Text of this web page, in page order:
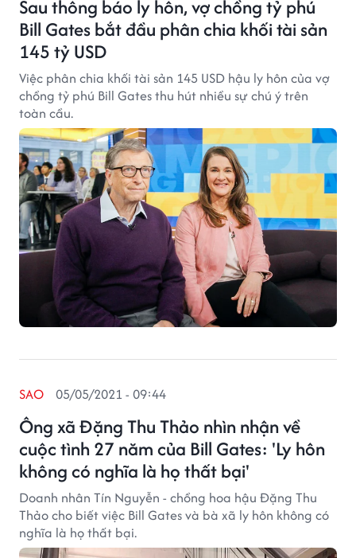
Sau thông báo ly hôn, vợ chồng tỷ phú
Bill Gates bắt đầu phân chia khối tài sản
145 tỷ USD
Việc phân chia khối tài sản 145 USD hậu ly hôn của vợ
chồng tỷ phú Bill Gates thu hút nhiều sự chú ý trên
toàn cầu.
Ông xã Đặng Thu Thảo nhìn nhận về
cuộc tình 27 năm của Bill Gates: 'Ly hôn
không có nghĩa là họ thất bại'
SAO 05/05/2021 - 09:44
Doanh nhân Tín Nguyễn - chồng hoa hậu Đặng Thu
Thảo cho biết việc Bill Gates và bà xã ly hôn không có
nghĩa là họ thất bại.